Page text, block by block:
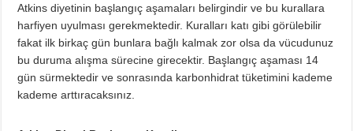
Atkins diyetinin başlangıç aşamaları belirgindir ve bu kurallara
harfiyen uyulması gerekmektedir. Kuralları katı gibi görülebilir
fakat ilk birkaç gün bunlara bağlı kalmak zor olsa da vücudunuz
bu duruma alışma sürecine girecektir. Başlangıç aşaması 14
gün sürmektedir ve sonrasında karbonhidrat tüketimini kademe
kademe arttıracaksınız.